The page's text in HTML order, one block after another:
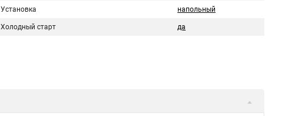
Установка напольный
Холодный старт да